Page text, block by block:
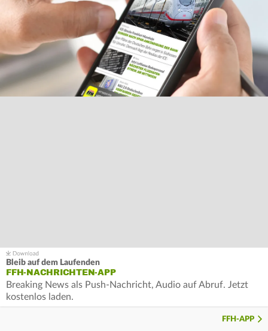
Bleib auf dem Laufenden
FFH-NACHRICHTEN-APP
Breaking News als Push-Nachricht, Audio auf Abruf. Jetzt
kostenlos laden.
FFH-APP